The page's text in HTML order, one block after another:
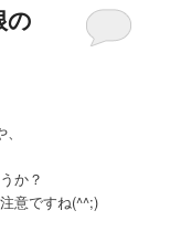
の
か？
意ですね(^^;)